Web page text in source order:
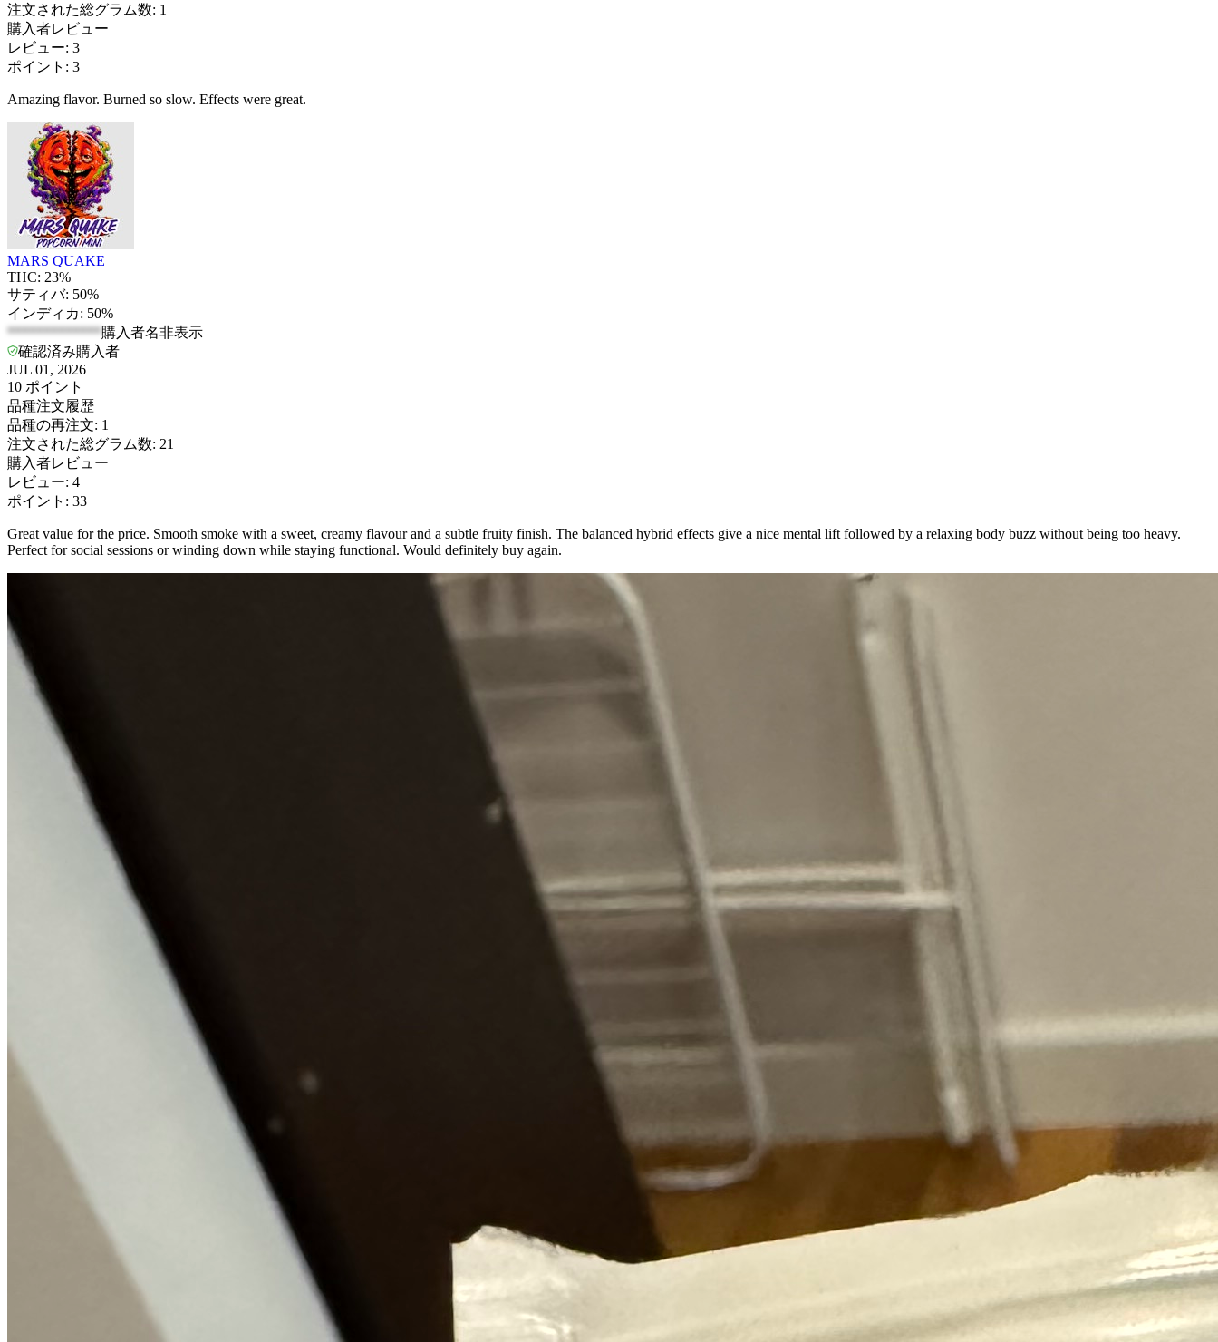
注文された総グラム数: 1
購入者レビュー
レビュー: 3
ポイント : 3
Amazing flavor. Burned so slow. Effects were great.
MARS QUAKE
THC: 23%
サティバ: 50%
インディカ: 50%
*************購入者名非表示
確認済み購入者
JUL 01, 2026
10 ポイント
品種注文履歴
品種の再注文: 1
注文された総グラム数: 21
購入者レビュー
レビュー: 4
ポイント : 33
Great value for the price. Smooth smoke with a sweet, creamy flavour and a subtle fruity finish. The balanced hybrid effects give a nice mental lift followed by a relaxing body buzz without being too heavy.
Perfect for social sessions or winding down while staying functional. Would definitely buy again.